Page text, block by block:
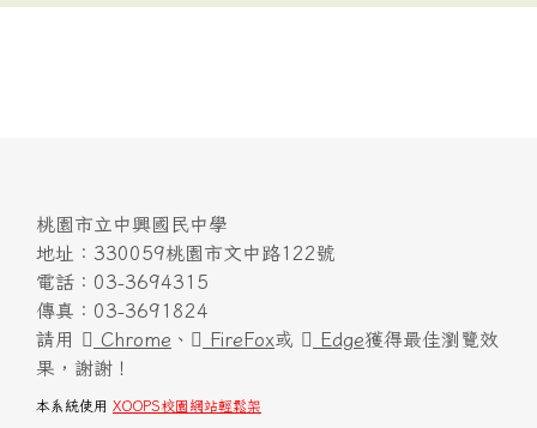
桃園市立中興國民中學
地址：330059桃園市文中路122號
電話：03-3694315
傳真：03-3691824
請用
Chrome 、 FireFox或 Edge獲得最佳瀏覽效
果，謝謝！
本系統使用 XOOPS校園網站輕鬆架